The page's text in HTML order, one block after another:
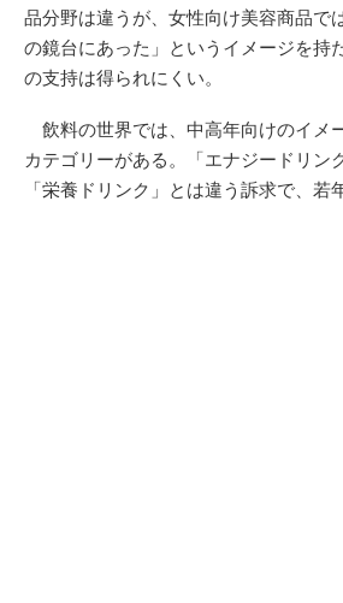
品分野は違うが、女性向け美容商品で
の鏡台にあった」というイメージを持
の支持は得られにくい。
飲料の世界では、中高年向けのイメ
カテゴリーがある。「エナジードリン
「栄養ドリンク」とは違う訴求で、若